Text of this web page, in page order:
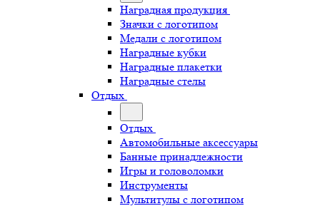
Наградная продукция
Значки с логотипом
Медали с логотипом
Наградные кубки
Наградные плакетки
Наградные стелы
Отдых
Отдых
Автомобильные аксессуары
Банные принадлежности
Игры и головоломки
Инструменты
Мультитулы с логотипом